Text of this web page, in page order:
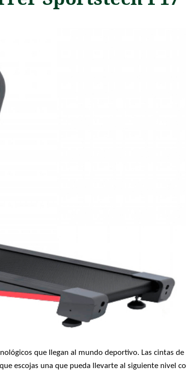
que llegan al mundo deportivo. Las cintas de
escojas una que pueda llevarte al siguiente nivel